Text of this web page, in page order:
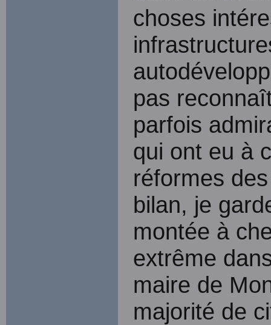
choses
pas
parfois
qui ont eu à
réformes
bilan, je
montée à
extrême
maire de
majorité de